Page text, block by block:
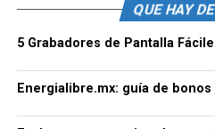
QUE HAY
5 Grabadores de Pantalla
Energialibre.mx: guía de